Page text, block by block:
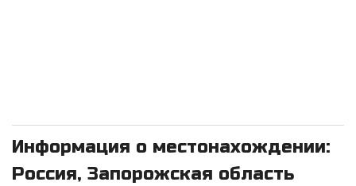
Информация о местонахождении:
Россия, Запорожская область